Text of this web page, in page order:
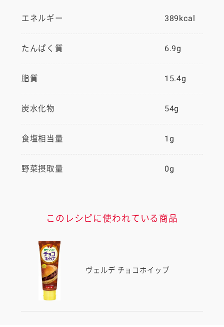
エネルギー 389kcal
たんぱく質 6.9g
脂質 15.4g
炭水化物 54g
食塩相当量 1g
野菜摂取量 0g
このレシピに使われている商品
ヴェルデ チョコホイップ